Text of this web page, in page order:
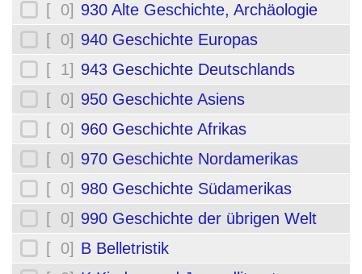
[ 0] 930 Alte Geschichte, Archäologie
[ 0] 940 Geschichte Europas
[ 1] 943 Geschichte Deutschlands
[ 0] 950 Geschichte Asiens
[ 0] 960 Geschichte Afrikas
[ 0] 970 Geschichte Nordamerikas
[ 0] 980 Geschichte Südamerikas
[ 0] 990 Geschichte der übrigen Welt
[ 0] B Belletristik